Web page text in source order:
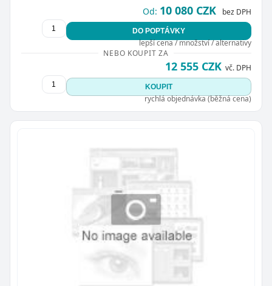
Od: 10 080 CZK bez DPH
DO POPTÁVKY
lepší cena / množství / alternativy
NEBO KOUPIT ZA
12 555 CZK vč. DPH
KOUPIT
rychlá objednávka (běžná cena)